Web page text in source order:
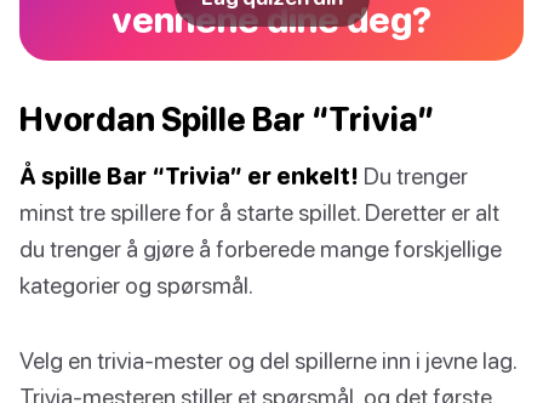
vennene dine deg?
Hvordan Spille Bar “Trivia”
Å spille Bar “Trivia” er enkelt! Du trenger
minst tre spillere for å starte spillet. Deretter er alt
du trenger å gjøre å forberede mange forskjellige
kategorier og spørsmål.
Velg en trivia-mester og del spillerne inn i jevne lag.
Trivia-mesteren stiller et spørsmål, og det første